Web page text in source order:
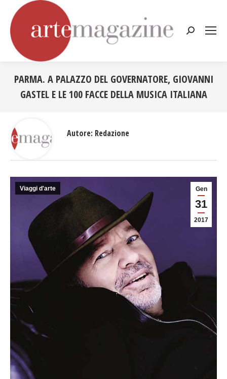
Cerca:
PARMA. A PALAZZO DEL GOVERNATORE, GIOVANNI
GASTEL E LE 100 FACCE DELLA MUSICA ITALIANA
Gen
31
2017
Viaggi d'arte
Autore: Redazione